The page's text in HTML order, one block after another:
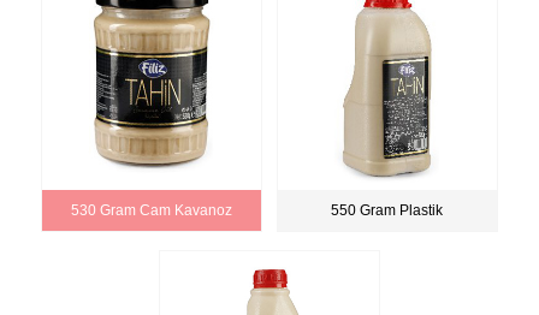
530 Gram Cam Kavanoz 550 Gram Plastik